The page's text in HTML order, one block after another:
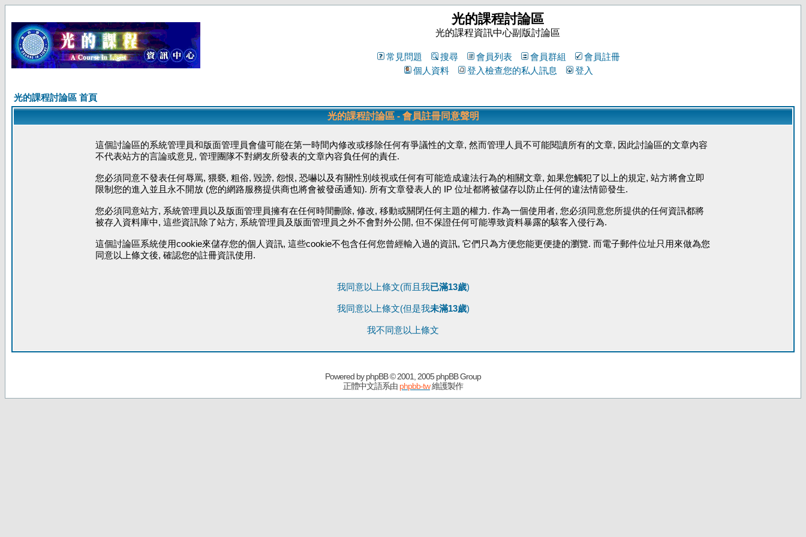
光的課程討論區
光的課程資訊中心副版討論區
常見問題 搜尋 會員列表 會員群組
會員註冊
個人資料
登入檢查您的私人訊息 登入
光的課程討論區 首頁
光的課程討論區 - 會員註冊同意聲明
這個討論區的系統管理員和版面管理員會儘可能在第一時間內修改或移除任何有爭議性的文章, 然而管理人員不可能閱讀所有的文章, 因此討論區的文章內容
不代表站方的言論或意見, 管理團隊不對網友所發表的文章內容負任何的責任.
您必須同意不發表任何辱罵, 猥褻, 粗俗, 毀謗, 怨恨, 恐嚇以及有關性別歧視或任何有可能造成違法行為的相關文章, 如果您觸犯了以上的規定, 站方將會立即
限制您的進入並且永不開放 (您的網路服務提供商也將會被發函通知). 所有文章發表人的 IP 位址都將被儲存以防止任何的違法情節發生.
您必須同意站方, 系統管理員以及版面管理員擁有在任何時間刪除, 修改, 移動或關閉任何主題的權力. 作為一個使用者, 您必須同意您所提供的任何資訊都將
被存入資料庫中, 這些資訊除了站方, 系統管理員及版面管理員之外不會對外公開, 但不保證任何可能導致資料暴露的駭客入侵行為.
這個討論區系統使用cookie來儲存您的個人資訊, 這些cookie不包含任何您曾經輸入過的資訊, 它們只為方便您能更便捷的瀏覽. 而電子郵件位址只用來做為您
同意以上條文後, 確認您的註冊資訊使用.
我同意以上條文(而且我已滿13歲)
我同意以上條文(但是我未滿13歲)
我不同意以上條文
Powered byphpBB© 2001, 2005 phpBB Group
正體中文語系由 phpbb-tw維護製作